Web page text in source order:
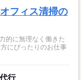
フィス清掃の
的に無理なく働きた
行